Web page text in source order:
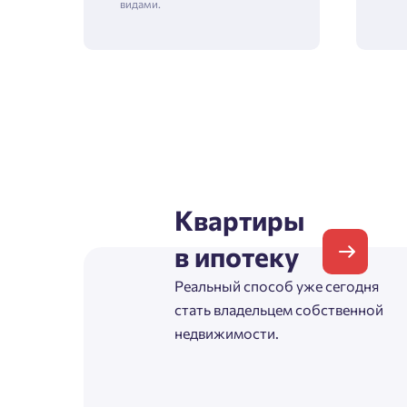
видами.
Квартиры
в ипотеку
Реальный способ уже сегодня
стать владельцем собственной
недвижимости.
Фамилия